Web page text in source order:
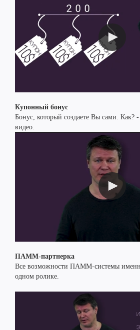
Купонный бонус
Бонус, который создаете Вы сами. Как?
видео.
ПАММ-партнерка
Все возможности ПАММ-системы
одном ролике.